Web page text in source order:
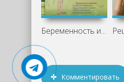
Беременность и роды. Ответы на главные
Комментировать